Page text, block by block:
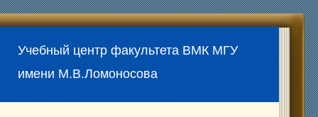
Учебный центр факультета ВМК МГУ
имени М.В.Ломоносова